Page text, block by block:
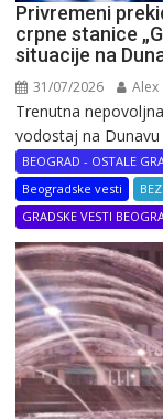
Privremeni
crpne stanice
situacije na
31/07/2026 Alex
Trenutna
vodostaj na
BEOGRAD - OSTALE
Beogradske vesti
GRADSKE VESTI